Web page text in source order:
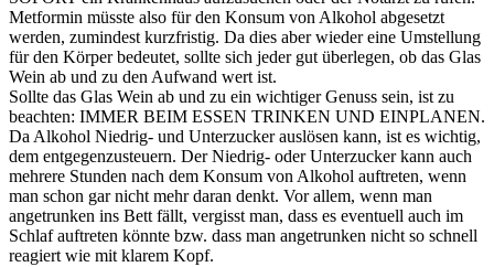
Metformin müsste also für den Konsum von Alkohol abgesetzt
werden, zumindest kurzfristig. Da dies aber wieder eine Umstellung
für den Körper bedeutet, sollte sich jeder gut überlegen, ob das Glas
Wein ab und zu den Aufwand wert ist.
Sollte das Glas Wein ab und zu ein wichtiger Genuss sein, ist zu
beachten: IMMER BEIM ESSEN TRINKEN UND EINPLANEN.
Da Alkohol Niedrig- und Unterzucker auslösen kann, ist es wichtig,
dem entgegenzusteuern. Der Niedrig- oder Unterzucker kann auch
mehrere Stunden nach dem Konsum von Alkohol auftreten, wenn
man schon gar nicht mehr daran denkt. Vor allem, wenn man
angetrunken ins Bett fällt, vergisst man, dass es eventuell auch im
Schlaf auftreten könnte bzw. dass man angetrunken nicht so schnell
reagiert wie mit klarem Kopf.